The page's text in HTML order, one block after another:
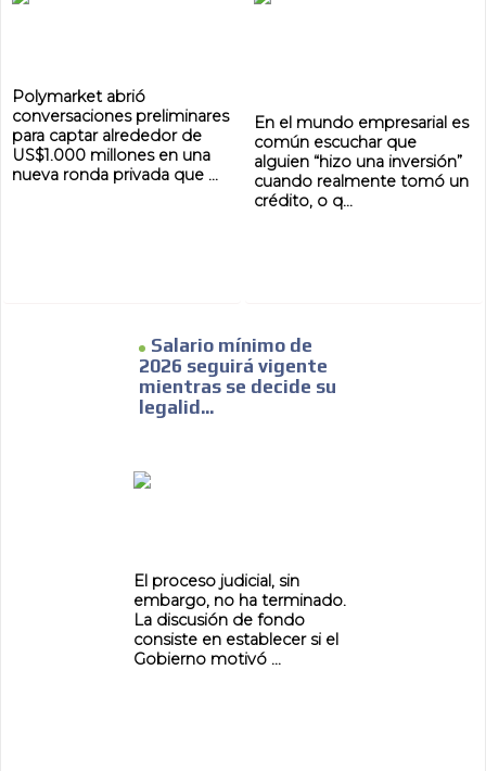
Polymarket abrió
conversaciones preliminares
para captar alrededor de
US$1.000 millones en una
nueva ronda privada que ...
En el mundo empresarial es
común escuchar que
alguien “hizo una inversión”
cuando realmente tomó un
crédito, o q...
Salario mínimo de
2026 seguirá vigente
mientras se decide su
legalid...
El proceso judicial, sin
embargo, no ha terminado.
La discusión de fondo
consiste en establecer si el
Gobierno motivó ...